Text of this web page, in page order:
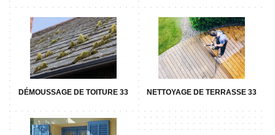
DÉMOUSSAGE DE TOITURE 33 NETTOYAGE DE TERRASSE 33